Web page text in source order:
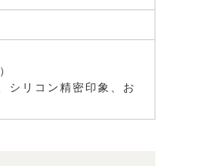
シリコン精密印象、お